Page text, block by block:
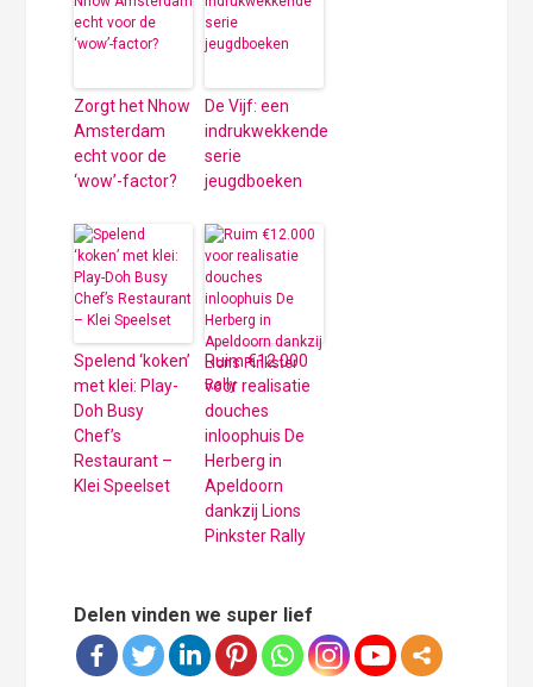
Zorgt het Nhow
Amsterdam
echt voor de
‘wow’-factor?
De Vijf: een
indrukwekkende
serie
jeugdboeken
Spelend ‘koken’
met klei: Play-
Doh Busy
Chef’s
Restaurant –
Klei Speelset
Ruim €12.000
voor realisatie
douches
inloophuis De
Herberg in
Apeldoorn
dankzij Lions
Pinkster Rally
Delen vinden we super lief